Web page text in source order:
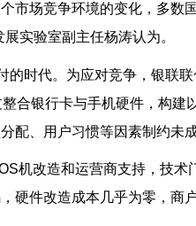
市场竞争环境的变化，多数
实验室副主任杨涛认为。
的时代。为应对竞争，银联
合银行卡与手机硬件，构建
配、用户习惯等因素制约未成
机改造和运营商支持，技术
硬件改造成本几乎为零，商